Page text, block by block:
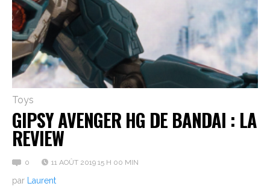
Toys
GIPSY AVENGER HG DE BANDAI : LA
REVIEW
0 11 AOÛT 2019 15 H 00 MIN
par Laurent